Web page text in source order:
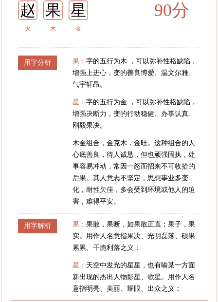
赵 果 星
火 木 金
90分
用字分析 果：字的五行为木 ，可以弥补性格缺陷，
增强上进心，变的善良博爱、温文尔雅、
气宇轩昂。
星：字的五行为金 ，可以弥补性格缺陷，
增强决断力，变的行动稳健、办事认真、
刚毅果决。
木金组合，金克木，金旺。这种组合的人
心底善良，待人诚恳，但也顽强固执，处
事容易冲动，常因一怒而招来不可收拾的
后果。其人意志不坚定，思想事业多变
化，耐性欠佳，多会受到环境或他人的迫
害，难得平安。
用字解析 果：果敢，果断，如果敢正直；果子，果
实。用作人名意指果决、光明磊落、硕果
累累、干脆利落之义；
星： 天空中发光的星星，也有喻某一方面
新出现的杰出人物影星、歌星。用作人名
意指明亮、美丽、耀眼、出众之义；